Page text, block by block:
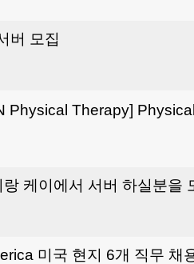
버 모집
Therapy]
케이에서 서버 하실분을
미국 현지 6개 직무 채